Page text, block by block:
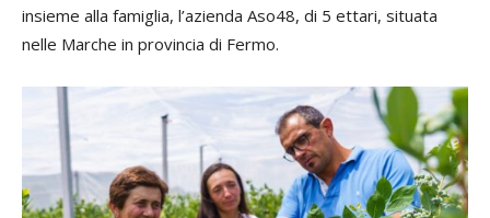
insieme alla famiglia, l’azienda Aso48, di 5 ettari, situata
nelle Marche in provincia di Fermo.